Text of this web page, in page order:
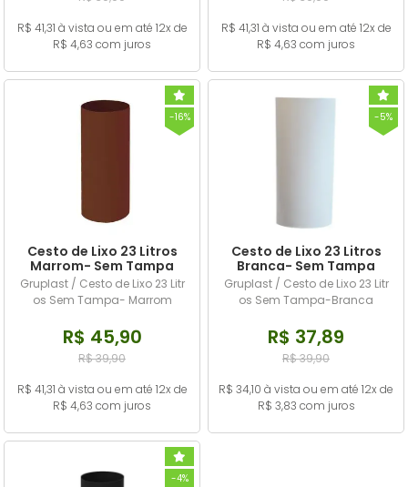
R$ 41,31 à vista ou em até 12x de
R$ 4,63 com juros
R$ 41,31 à vista ou em até 12x de
R$ 4,63 com juros
-16%
Cesto de Lixo 23 Litros
Marrom- Sem Tampa
Gruplast / Cesto de Lixo 23 Litr
os Sem Tampa- Marrom
R$ 45,90
R$ 39,90
R$ 41,31 à vista ou em até 12x de
R$ 4,63 com juros
-5%
Cesto de Lixo 23 Litros
Branca- Sem Tampa
Gruplast / Cesto de Lixo 23 Litr
os Sem Tampa-Branca
R$ 37,89
R$ 39,90
R$ 34,10 à vista ou em até 12x de
R$ 3,83 com juros
-4%